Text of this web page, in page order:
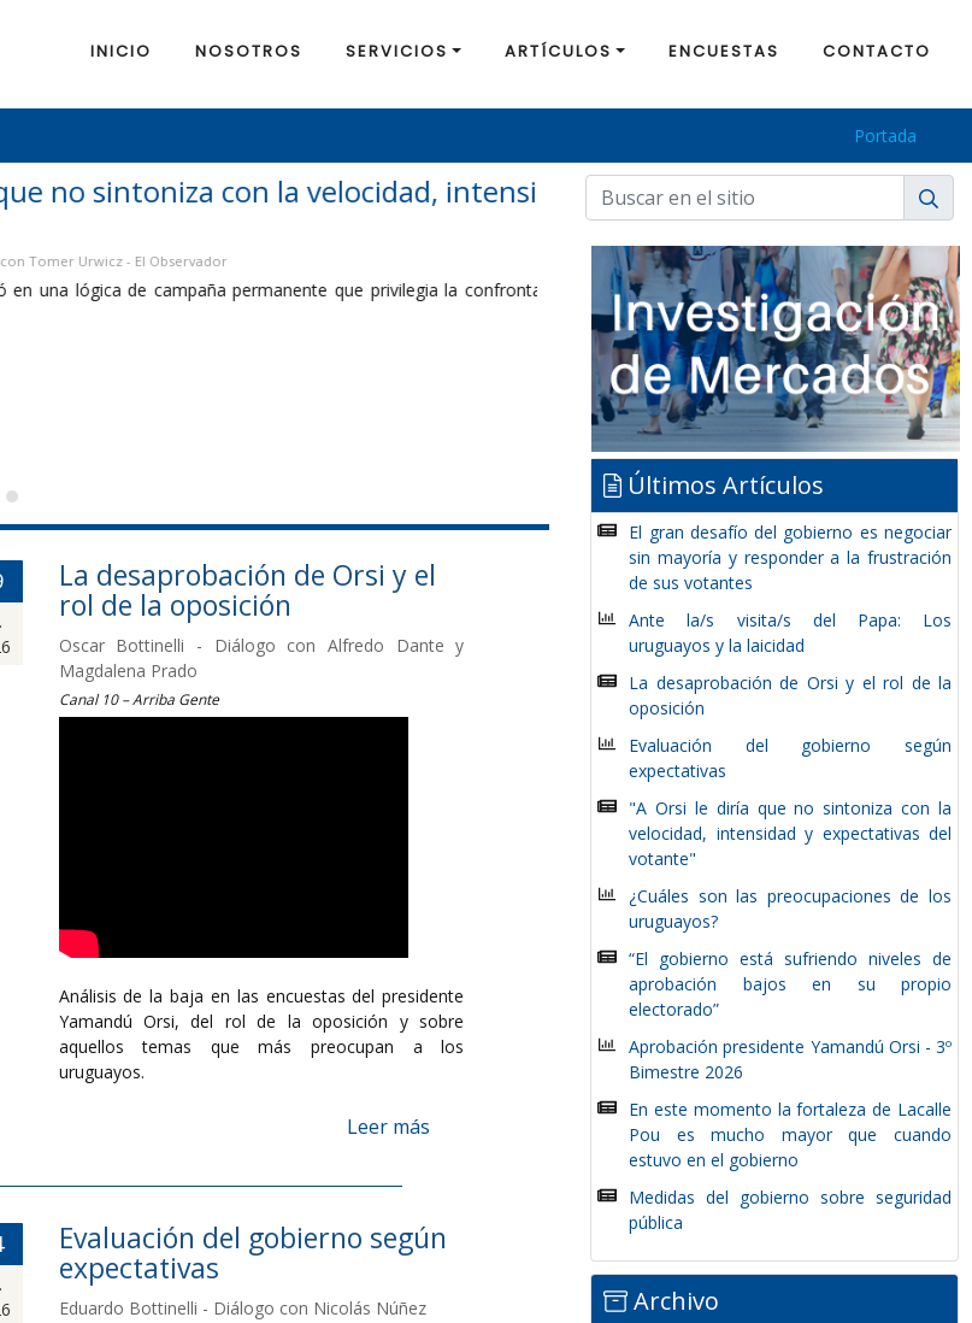
INICIO NOSOTROS SERVICIOS ARTÍCULOS ENCUESTAS CONTACTO
Portada
intensidad y expectativas del
la confrontación por encima de las soluciones y los políticos le
La desaprobación de Orsi y el
rol de la oposición
Oscar Bottinelli - Diálogo con Alfredo Dante y
Magdalena Prado
Canal 10 – Arriba Gente
Análisis de la baja en las encuestas del presidente
Yamandú Orsi, del rol de la oposición y sobre
aquellos temas que más preocupan a los
uruguayos.
Leer más
Evaluación del gobierno según
expectativas
Eduardo Bottinelli - Diálogo con Nicolás Núñez
Últimos Artículos
El gran desafío del gobierno es negociar
sin mayoría y responder a la frustración
de sus votantes
Ante la/s visita/s del Papa: Los
uruguayos y la laicidad
La desaprobación de Orsi y el rol de la
oposición
Evaluación del gobierno según
expectativas
"A Orsi le diría que no sintoniza con la
velocidad, intensidad y expectativas del
votante"
¿Cuáles son las preocupaciones de los
uruguayos?
“El gobierno está sufriendo niveles de
aprobación bajos en su propio
electorado”
Aprobación presidente Yamandú Orsi - 3º
Bimestre 2026
En este momento la fortaleza de Lacalle
Pou es mucho mayor que cuando
estuvo en el gobierno
Medidas del gobierno sobre seguridad
pública
Archivo